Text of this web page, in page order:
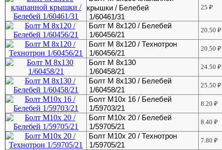
крышки / Белебей
1/60461/31
25₽
Болт М 8х120 / Белебей
1/60456/21
20.50₽
Болт М 8х120 / Технотрон
1/60456/21
20.50₽
Болт М 8х130
1/60458/21
24.50₽
Болт М 8х130 / Белебей
1/60458/21
25.50₽
Болт М10х 16 / Белебей
1/59703/21
8.20₽
Болт М10х 20 / Белебей
1/59705/21
8.40₽
Болт М10х 20 / Технотрон
1/59705/21
7.80₽